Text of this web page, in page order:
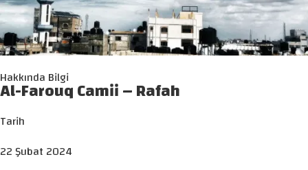
Hakkında Bilgi
Al-Farouq Camii – Rafah
Tarih
22 Şubat 2024